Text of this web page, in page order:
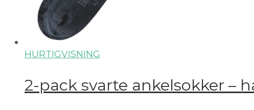
HURTIGVISNING
2-pack svarte ankelsokker –